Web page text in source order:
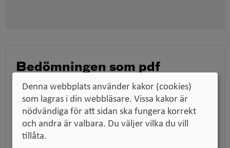
Bedömningen som pdf
Ladda ner bedömningen för att till exempel kunna
skicka den till en arbetsgivare när du söker jobb,
tillsammans med dina utbildningsdokument.
Ladda ner pdf
Denna webbplats använder kakor (cookies)
som lagras i din webbläsare. Vissa kakor är
nödvändiga för att sidan ska fungera korrekt
och andra är valbara. Du väljer vilka du vill
tillåta.